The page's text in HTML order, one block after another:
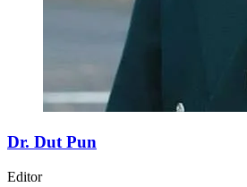
Dr. Dut Pun
Editor